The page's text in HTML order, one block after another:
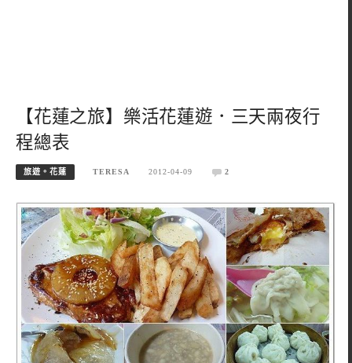
【花蓮之旅】樂活花蓮遊．三天兩夜行
程總表
旅遊。花蓮 TERESA 2012-04-09 2